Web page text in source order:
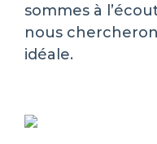
sommes à
nous
idéale.